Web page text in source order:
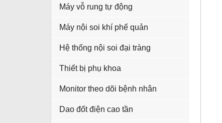
Máy vỗ rung tự động
Máy nội soi khí phế quản
Hệ thống nội soi đại tràng
Thiết bị phụ khoa
Monitor theo dõi bệnh nhân
Dao đốt điện cao tần